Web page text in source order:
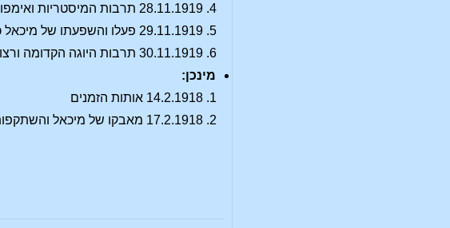
28.11.1919 תרבות המיסטריות ואימפולס מיכאל. הידע העצמי וחדירתו לשלושת רבדי התודעה.
29.11.1919 פעלו והשפעתו של מיכאל כציר נגדי להשפעה אהרימנית.
30.11.1919 תרבות היוגה הקדומה ורצון היוגה החדש. תרבות מיכאל בעתיד.
מינכן:
14.2.1918 אותות הזמנים
17.2.1918 מאבקו של מיכאל והשתקפותו עלי אדמה